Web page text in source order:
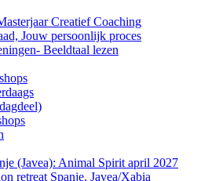
Creatief Coaching
Jouw persoonlijk proces
Beeldtaal lezen
(Javea): Animal Spirit april 2027
retreat Spanje, Javea/Xabia